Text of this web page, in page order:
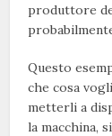
produttore
Questo
che cosa
metterli a
la macchina,